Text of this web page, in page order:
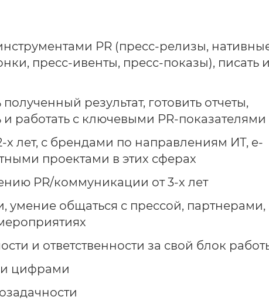
PR (пресс-релизы,
пресс-ивенты, пресс-показы), писать
результат, готовить отчеты,
и работать с ключевыми PR-показателями
х лет, с брендами по направлениям ИТ, e-
проектами в этих сферах
PR/коммуникации от 3-х лет
общаться с прессой, партнерами,
и ответственности за свой блок
и цифрами